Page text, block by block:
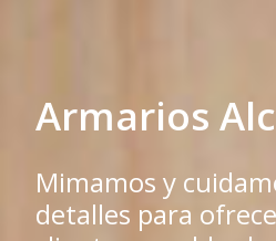
Armarios
Mimamos y
detalles para